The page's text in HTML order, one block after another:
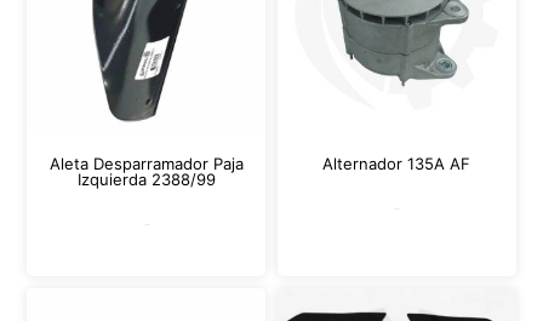
Aleta Desparramador Paja
Izquierda 2388/99
Alternador 135A AF